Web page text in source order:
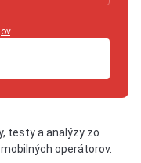
.
testy a analýzy zo
operátorov.